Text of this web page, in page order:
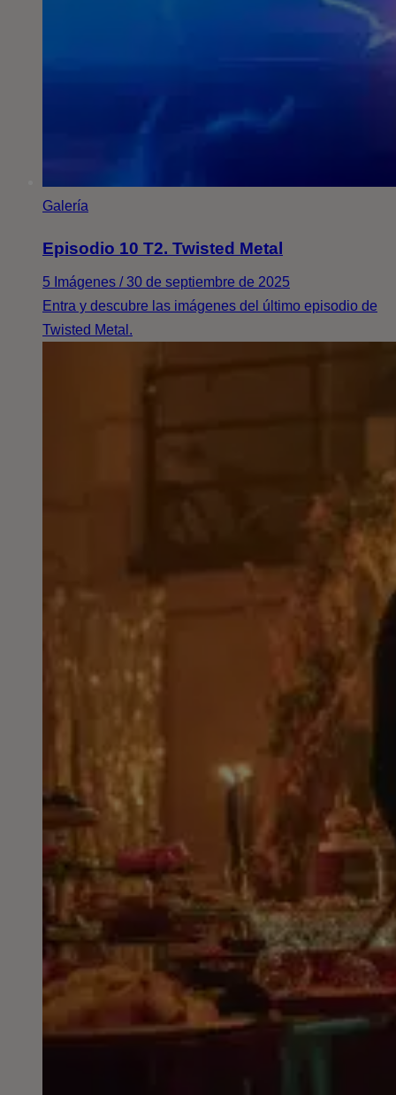
Galería
Episodio 10 T2. Twisted Metal
5 Imágenes / 30 de septiembre de 2025
Entra y descubre las imágenes del último episodio de
Twisted Metal.